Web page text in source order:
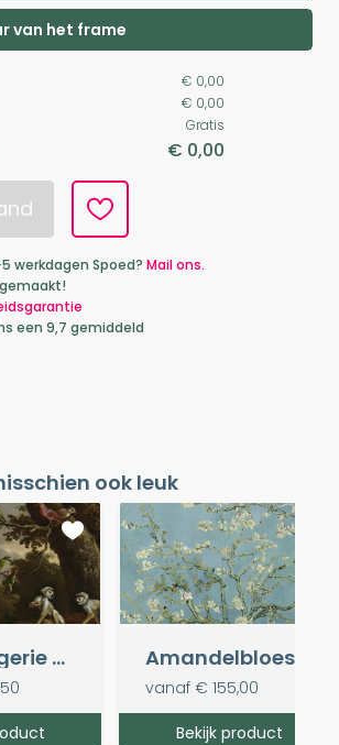
van het frame
€ 0,00
€ 0,00
Gratis
€ 0,00
werkdagen Spoed? Mail ons.
een 9,7 gemiddeld
ook leuk
De Menagerie - Melchior d' Hondecoeter
vanaf € 155,00
Bekijk product